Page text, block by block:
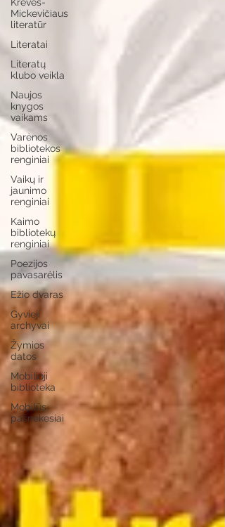
Mickevičiaus
literatūr
Literatai
Literatų
klubo veikla
Naujos
knygos
vaikams
Varėnos
bibliotekos
renginiai
Vaikų ir
jaunimo
renginiai
Kaimo
bibliotekų
renginiai
Poezijos
pavasarėlis
Ežio dvaras
Gyvieji
archyvai
Žymios
datos
Mobilioji
biblioteka
Mobilūs
pašnekesiai